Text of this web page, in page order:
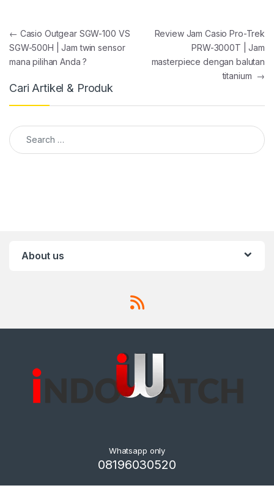
Post navigation
← Casio Outgear SGW-100 VS
SGW-500H | Jam twin sensor
mana pilihan Anda ?
Review Jam Casio Pro-Trek
PRW-3000T | Jam
masterpiece dengan balutan
titanium →
Cari Artikel & Produk
Search for:
About us
Whatsapp only
08196030520